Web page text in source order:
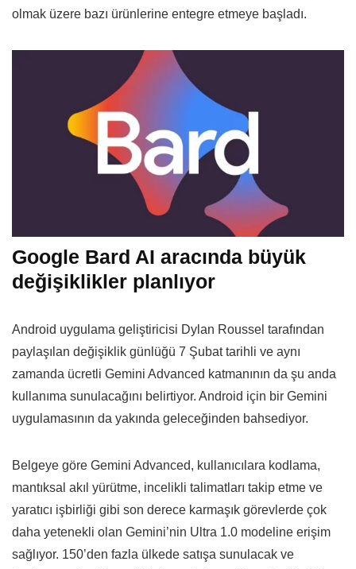
olmak üzere bazı ürünlerine entegre etmeye başladı.
Google Bard AI aracında büyük
değişiklikler planlıyor
Android uygulama geliştiricisi Dylan Roussel tarafından
paylaşılan değişiklik günlüğü 7 Şubat tarihli ve aynı
zamanda ücretli Gemini Advanced katmanının da şu anda
kullanıma sunulacağını belirtiyor. Android için bir Gemini
uygulamasının da yakında geleceğinden bahsediyor.
Belgeye göre Gemini Advanced, kullanıcılara kodlama,
mantıksal akıl yürütme, incelikli talimatları takip etme ve
yaratıcı işbirliği gibi son derece karmaşık görevlerde çok
daha yetenekli olan Gemini’nin Ultra 1.0 modeline erişim
sağlıyor. 150’den fazla ülkede satışa sunulacak ve